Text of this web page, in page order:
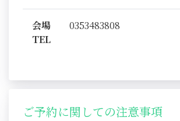
会場
TEL
0353483808
ご予約に関しての注意事項